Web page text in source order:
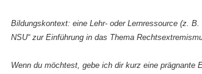
Bildungskontext: eine Lehr- oder Lernressource (z.
NSU“ zur Einführung in das Thema
Wenn du möchtest, gebe ich dir kurz eine prägnante